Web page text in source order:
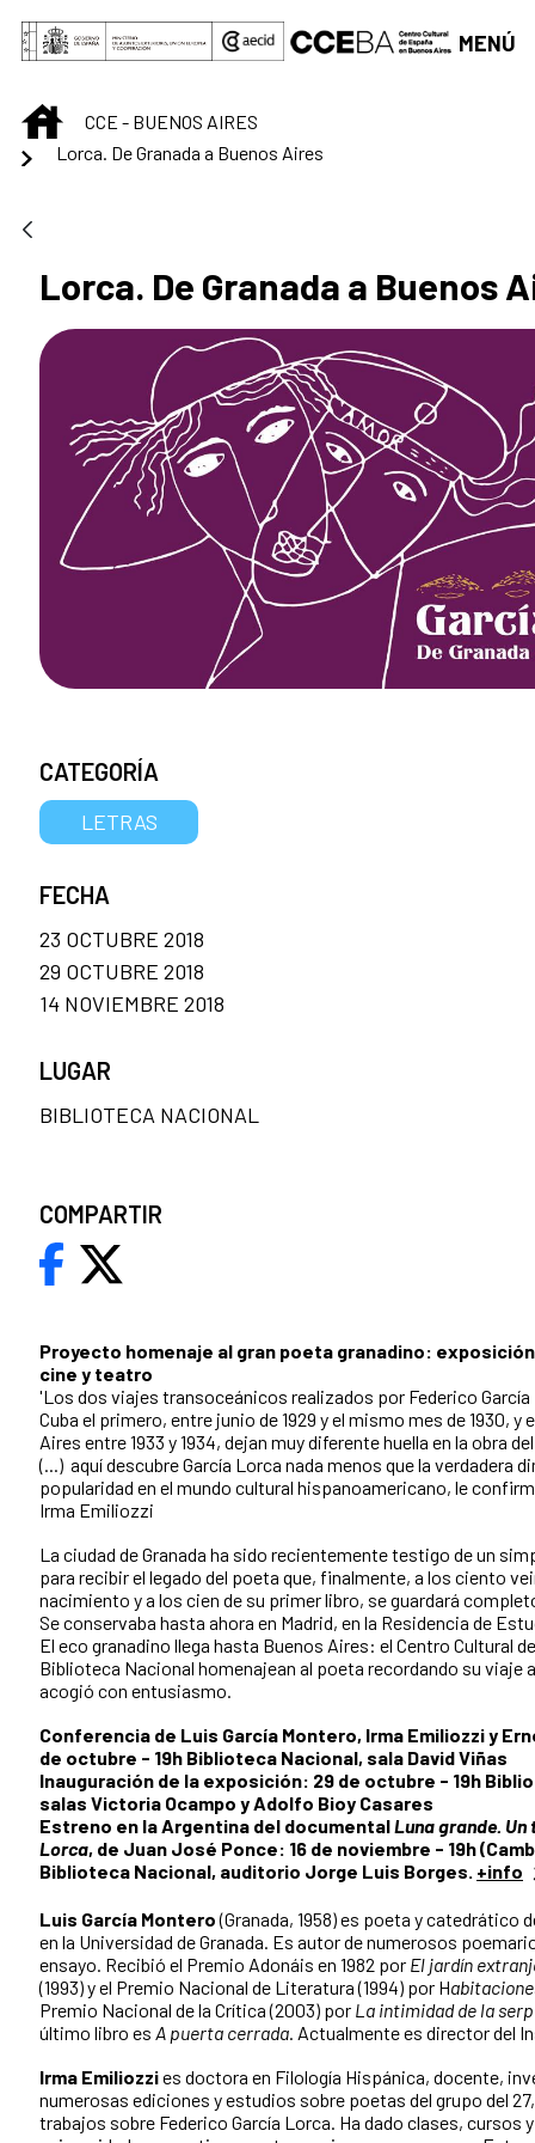
Saltar al contenido principal
MENÚ
INICIOCCE - BUENOS AIRES
Lorca. De Granada a Buenos Aires
Lorca. De Granada a Buenos
Proyecto homenaje al gran poeta granadino:
cine y teatro
'Los dos viajes transoceánicos realizados por Federico García
Cuba el primero, entre junio de 1929 y el mismo mes de 1930, y
Aires entre 1933 y 1934, dejan muy diferente huella en la obra
(...) aquí descubre García Lorca nada menos que la verdadera
popularidad en el mundo cultural hispanoamericano, le
Irma Emiliozzi
La ciudad de Granada ha sido recientemente testigo de un
para recibir el legado del poeta que, finalmente, a los ciento
nacimiento y a los cien de su primer libro, se guardará
Se conservaba hasta ahora en Madrid, en la Residencia de
El eco granadino llega hasta Buenos Aires: el Centro Cultural
Biblioteca Nacional homenajean al poeta recordando su viaje
acogió con entusiasmo.
Conferencia de Luis García Montero, Irma Emiliozzi y
de octubre - 19h Biblioteca Nacional, sala David Viñas
Inauguración de la exposición: 29 de octubre - 19h
salas Victoria Ocampo y Adolfo Bioy Casares
Estreno en la Argentina del documentalLuna grande.
Lorca, de Juan José Ponce: 16 de noviembre - 19h
Biblioteca Nacional, auditorio Jorge Luis Borges. +info
Luis García Montero(Granada, 1958) es poeta y catedrático
en la Universidad de Granada. Es autor de numerosos
ensayo. Recibió el Premio Adonáis en 1982 por El jardín
(1993) y el Premio Nacional de Literatura (1994) por H
Premio Nacional de la Crítica (2003) por La intimidad de la
último libro es A puerta cerrada. Actualmente es director del
Irma Emiliozzies doctora en Filología Hispánica, docente,
numerosas ediciones y estudios sobre poetas del grupo del
trabajos sobre Federico García Lorca. Ha dado clases, cursos
CATEGORÍA
LETRAS
FECHA
23 OCTUBRE 2018
29 OCTUBRE 2018
14 NOVIEMBRE 2018
LUGAR
BIBLIOTECA NACIONAL
COMPARTIR